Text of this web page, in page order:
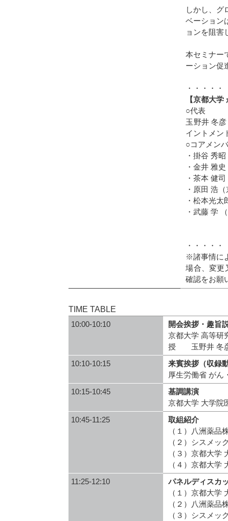
しかし、グ
ベーション
ョンを阻害
本セミナー
ーション促
・・・・・
【京都大
○代表
玉野井 冬
イントメン
○コアメン
・掛谷 秀
・金井 雅
・茶本 健
・原田 浩
・松本光太
・武藤 学
・・・・・
※諸事情に
場合、変更
確認をお願
TIME TABLE
10:00-10:10
開会挨拶・趣旨
京都大学 高等研
授 玉野井 冬
10:10-10:15
来賓挨拶（収録
厚生労働省 が
10:15-10:45
基調講演
京都大学 大学
10:45-11:25
取組紹介
（１）八洲薬
（２）シスメ
（３）京都大
（４）京都大
11:25-12:10
パネルディスカ
（１）京都大
（２）八洲薬
（３）シスメ